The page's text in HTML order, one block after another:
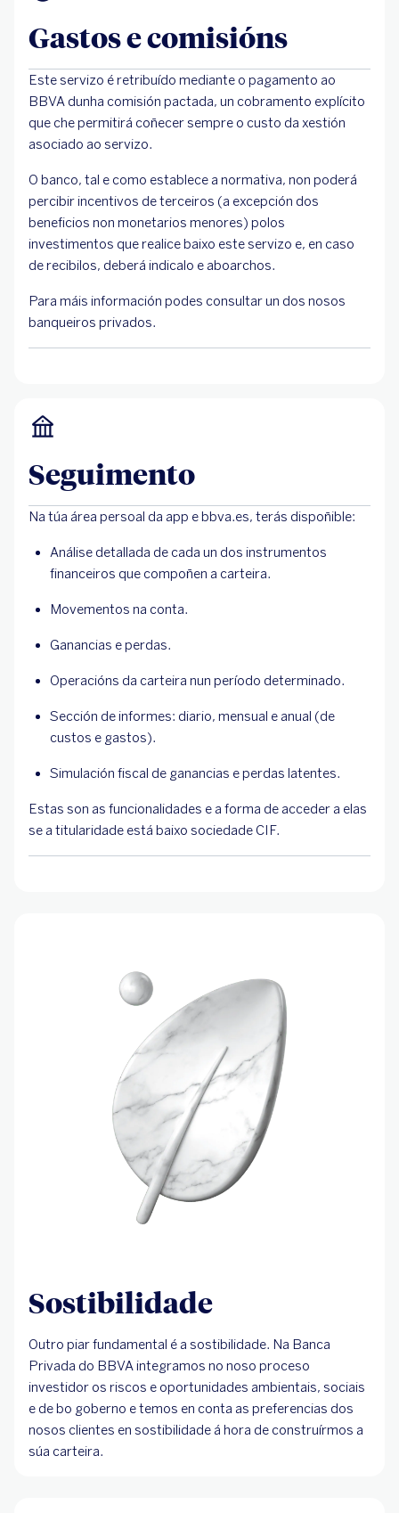
Gastos e comisións
Este servizo é retribuído mediante o pagamento ao
BBVA dunha comisión pactada, un cobramento explícito
que che permitirá coñecer sempre o custo da xestión
asociado ao servizo.
O banco, tal e como establece a normativa, non poderá
percibir incentivos de terceiros (a excepción dos
beneficios non monetarios menores) polos
investimentos que realice baixo este servizo e, en caso
de recibilos, deberá indicalo e aboarchos.
Para máis información podes consultar un dos nosos
banqueiros privados.
Seguimento
Na túa área persoal da app e bbva.es, terás dispoñible:
Análise detallada de cada un dos instrumentos
financeiros que compoñen a carteira.
Movementos na conta.
Ganancias e perdas.
Operacións da carteira nun período determinado.
Sección de informes: diario, mensual e anual (de
custos e gastos).
Simulación fiscal de ganancias e perdas latentes.
Estas son as funcionalidades e a forma de acceder a elas
se a titularidade está baixo sociedade CIF.
Sostibilidade
Outro piar fundamental é a sostibilidade. Na Banca
Privada do BBVA integramos no noso proceso
investidor os riscos e oportunidades ambientais, sociais
e de bo goberno e temos en conta as preferencias dos
nosos clientes en sostibilidade á hora de construírmos a
súa carteira.